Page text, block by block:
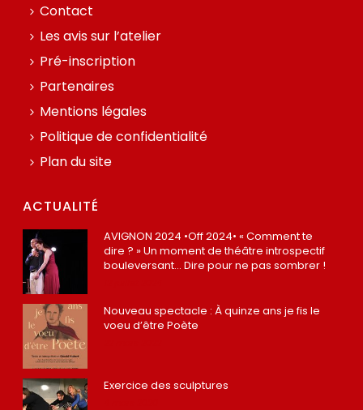
Contact
Les avis sur l’atelier
Pré-inscription
Partenaires
Mentions légales
Politique de confidentialité
Plan du site
ACTUALITÉ
AVIGNON 2024 •Off 2024• « Comment te
dire ? » Un moment de théâtre introspectif
bouleversant… Dire pour ne pas sombrer !
Nouveau spectacle : À quinze ans je fis le
voeu d’être Poète
Exercice des sculptures